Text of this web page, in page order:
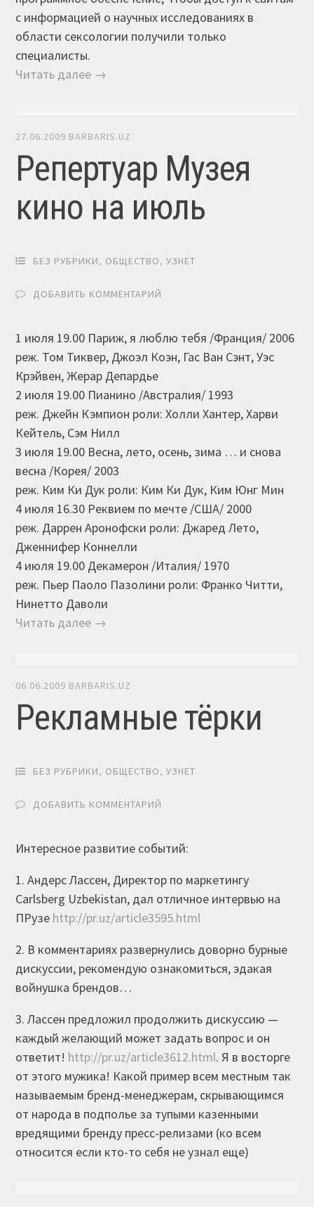
с информацией о научных исследованиях в
области сексологии получили только
специалисты.
Читать далее →
27.06.2009 BARBARIS.UZ
Репертуар Музея
кино на июль
БЕЗ РУБРИКИ, ОБЩЕСТВО,УЗНЕТ
ДОБАВИТЬ КОММЕНТАРИЙ
1 июля 19.00 Париж, я люблю тебя /Франция/ 2006
реж. Том Тиквер, Джоэл Коэн, Гас Ван Сэнт, Уэс
Крэйвен, Жерар Депардье
2 июля 19.00 Пианино /Австралия/ 1993
реж. Джейн Кэмпион роли: Холли Хантер, Харви
Кейтель, Сэм Нилл
3 июля 19.00 Весна, лето, осень, зима … и снова
весна /Корея/ 2003
реж. Ким Ки Дук роли: Ким Ки Дук, Ким Юнг Мин
4 июля 16.30 Реквием по мечте /США/ 2000
реж. Даррен Аронофски роли: Джаред Лето,
Дженнифер Коннелли
4 июля 19.00 Декамерон /Италия/ 1970
реж. Пьер Паоло Пазолини роли: Франко Читти,
Нинетто Даволи
Читать далее →
06.06.2009 BARBARIS.UZ
Рекламные тёрки
БЕЗ РУБРИКИ, ОБЩЕСТВО,УЗНЕТ
ДОБАВИТЬ КОММЕНТАРИЙ
Интересное развитие событий:
1. Андерс Лассен, Директор по маркетингу
Carlsberg Uzbekistan, дал отличное интервью на
ПРузе http://pr.uz/article3595.html
2. В комментариях развернулись доворно бурные
дискуссии, рекомендую ознакомиться, эдакая
войнушка брендов…
3. Лассен предложил продолжить дискуссию —
каждый желающий может задать вопрос и он
ответит! http://pr.uz/article3612.html. Я в восторге
от этого мужика! Какой пример всем местным так
называемым бренд-менеджерам, скрывающимся
от народа в подполье за тупыми казенными
вредящими бренду пресс-релизами (ко всем
относится если кто-то себя не узнал еще)